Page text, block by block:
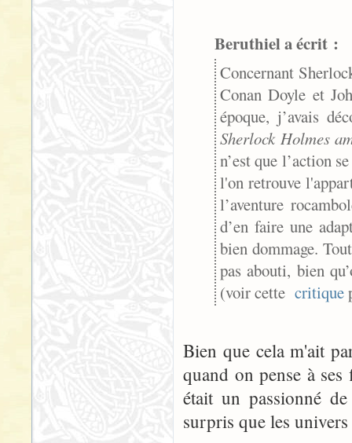
Beruthiel a écrit :
Concernant
Conan Doyle et
époque, j’avais
Sherlock Holmes
n’est que l’action
l'on retrouve
l’aventure
d’en faire une
bien dommage.
pas abouti, bien
(voir cette critique
Bien que cela m'ait
quand on pense à
était un passionné
surpris que les